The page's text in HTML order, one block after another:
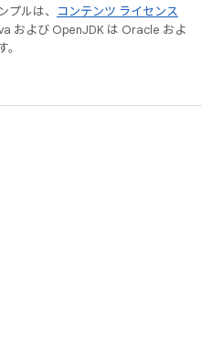
ルは、
コンテンツ ライセンス
および OpenJDK は Oracle およ